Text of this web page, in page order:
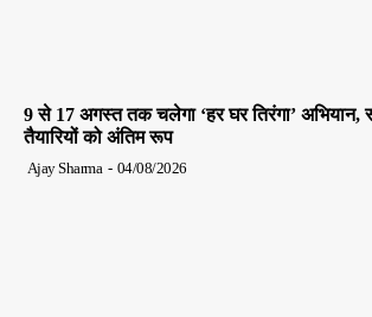
9 से 17 अगस्त तक चलेगा ‘हर घर तिरंगा’ अभियान,
तैयारियों को अंतिम रूप
Ajay Sharma - 04/08/2026